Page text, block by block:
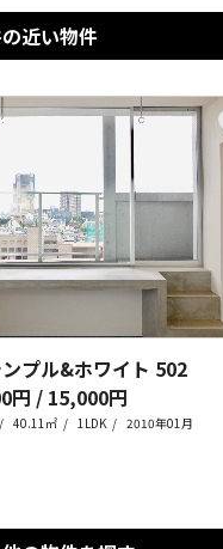
近い物件
プル&ホワイト 502
円 / 15,000円
40.11㎡ 1LDK 2010年01月